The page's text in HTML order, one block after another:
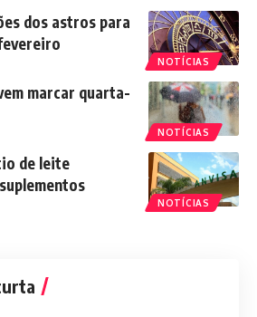
NOTÍCIAS
dos astros para
NOTÍCIAS
marcar quarta-
NOTÍCIAS
de leite